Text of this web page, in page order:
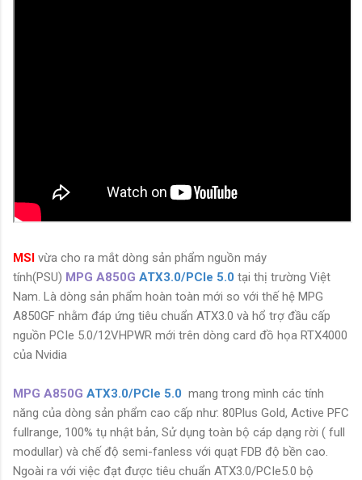
MSI vừa cho ra mắt dòng sản phẩm nguồn máy
tính(PSU) MPG A850G ATX3.0/PCIe 5.0 tại thị trường Việt
Nam. Là dòng sản phẩm hoàn toàn mới so với thế hệ MPG
A850GF nhằm đáp ứng tiêu chuẩn ATX3.0 và hổ trợ đầu cấp
nguồn PCIe 5.0/12VHPWR mới trên dòng card đồ họa RTX4000
của Nvidia
MPG A850G ATX3.0/PCIe 5.0 mang trong mình các tính
năng của dòng sản phẩm cao cấp như: 80Plus Gold, Active PFC
fullrange, 100% tụ nhật bản, Sử dụng toàn bộ cáp dạng rời ( full
modullar) và chế độ semi-fanless với quạt FDB độ bền cao.
Ngoài ra với việc đạt được tiêu chuẩn ATX3.0/PCIe5.0 bộ